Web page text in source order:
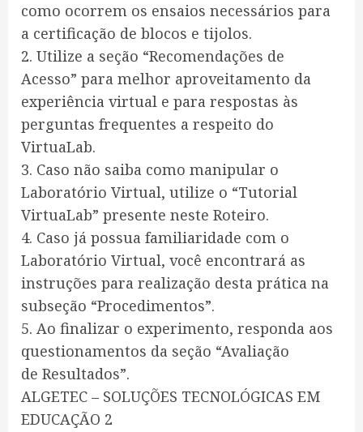
como ocorrem os ensaios necessários para
a certificação de blocos e tijolos.
2. Utilize a seção “Recomendações de
Acesso” para melhor aproveitamento da
experiência virtual e para respostas às
perguntas frequentes a respeito do
VirtuaLab.
3. Caso não saiba como manipular o
Laboratório Virtual, utilize o “Tutorial
VirtuaLab” presente neste Roteiro.
4. Caso já possua familiaridade com o
Laboratório Virtual, você encontrará as
instruções para realização desta prática na
subseção “Procedimentos”.
5. Ao finalizar o experimento, responda aos
questionamentos da seção “Avaliação
de Resultados”.
ALGETEC – SOLUÇÕES TECNOLÓGICAS EM
EDUCAÇÃO 2